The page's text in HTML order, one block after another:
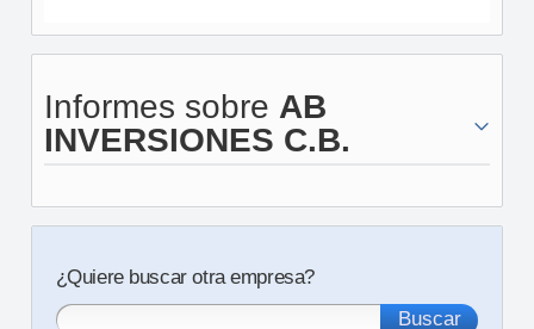
Informes sobre AB
INVERSIONES C.B.
¿Quiere buscar otra empresa?